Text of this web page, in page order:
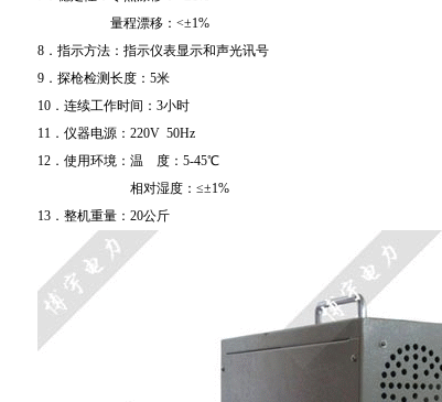
量程漂移：<±1%
8．指示方法：指示仪表显示和声光讯号
9．探枪检测长度：5米
10．连续工作时间：3小时
11．仪器电源：220V 50Hz
12．使用环境：温 度：5-45℃
相对湿度：≤±1%
13．整机重量：20公斤